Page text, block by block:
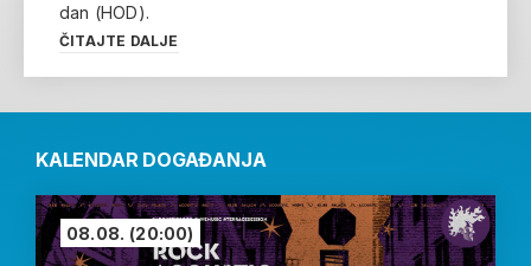
dan (HOD).
ČITAJTE DALJE
KALENDAR DOGAĐANJA
08.08. (20:00)